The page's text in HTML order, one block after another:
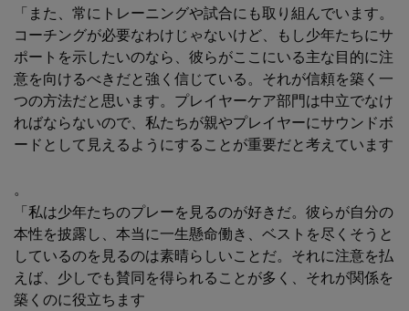
「また、常にトレーニングや試合にも取り組んでいます。
コーチングが必要なわけじゃないけど、もし少年たちにサ
ポートを示したいのなら、彼らがここにいる主な目的に注
意を向けるべきだと強く信じている。それが信頼を築く一
つの方法だと思います。プレイヤーケア部門は中立でなけ
ればならないので、私たちが親やプレイヤーにサウンドボ
ードとして見えるようにすることが重要だと考えています
。
「私は少年たちのプレーを見るのが好きだ。彼らが自分の
本性を披露し、本当に一生懸命働き、ベストを尽くそうと
しているのを見るのは素晴らしいことだ。それに注意を払
えば、少しでも賛同を得られることが多く、それが関係を
築くのに役立ちます